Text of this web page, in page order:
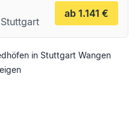
ab 1.141 €
in Stuttgart Wangen